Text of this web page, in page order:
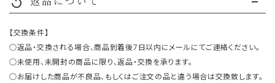
【交換条件】
○返品・交換される場合、商品到着後7日以内にメールにてご連絡ください。
○未使用、未開封の商品に限り、返品・交換を承ります。
○お届けした商品が不良品、もしくはご注文の品と違う場合は交換致します。